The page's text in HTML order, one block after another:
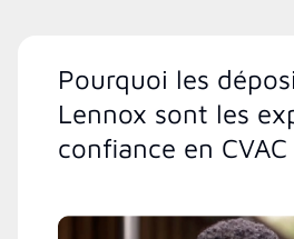
Pourquoi les
Lennox sont les
confiance en CVAC